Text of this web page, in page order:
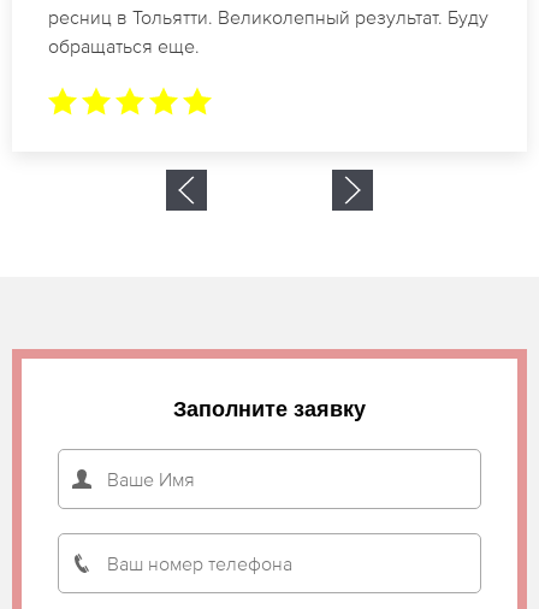
ресниц в Тольятти для мероприятия. За 2 часа
все было готово.
Заполните заявку